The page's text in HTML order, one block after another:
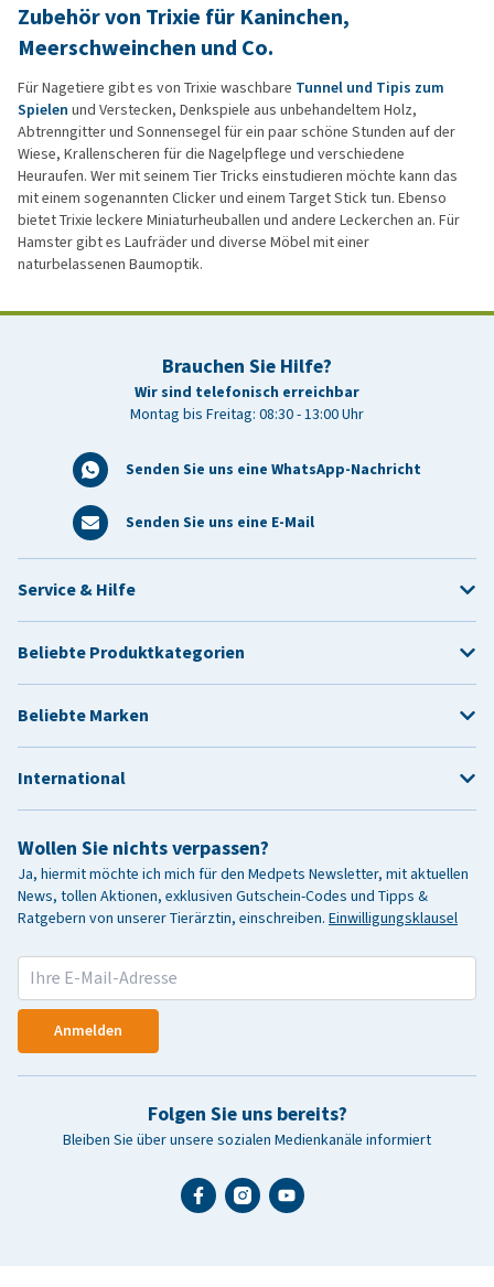
Zubehör von Trixie für Kaninchen,
Meerschweinchen und Co.
Für Nagetiere gibt es von Trixie waschbare Tunnel und Tipis zum
Spielen und Verstecken, Denkspiele aus unbehandeltem Holz,
Abtrenngitter und Sonnensegel für ein paar schöne Stunden auf der
Wiese, Krallenscheren für die Nagelpflege und verschiedene
Heuraufen. Wer mit seinem Tier Tricks einstudieren möchte kann das
mit einem sogenannten Clicker und einem Target Stick tun. Ebenso
bietet Trixie leckere Miniaturheuballen und andere Leckerchen an. Für
Hamster gibt es Laufräder und diverse Möbel mit einer
naturbelassenen Baumoptik.
Brauchen Sie Hilfe?
Wir sind telefonisch erreichbar
Montag bis Freitag: 08:30 - 13:00 Uhr
Senden Sie uns eine WhatsApp-Nachricht
Senden Sie uns eine E-Mail
Wollen Sie nichts verpassen?
Ja, hiermit möchte ich mich für den Medpets Newsletter, mit aktuellen
News, tollen Aktionen, exklusiven Gutschein-Codes und Tipps &
Ratgebern von unserer Tierärztin, einschreiben. Einwilligungsklausel
Anmelden
Folgen Sie uns bereits?
Bleiben Sie über unsere sozialen Medienkanäle informiert
Service & Hilfe
Beliebte Produktkategorien
Beliebte Marken
International